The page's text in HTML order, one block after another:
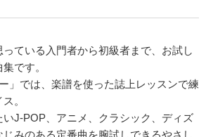
ている入門者から初級者まで、お試し
です。
」では、楽譜を使った誌上レッスンで練
。
J-POP、アニメ、クラシック、ディズ
みのある定番曲を腕試しできるやさし